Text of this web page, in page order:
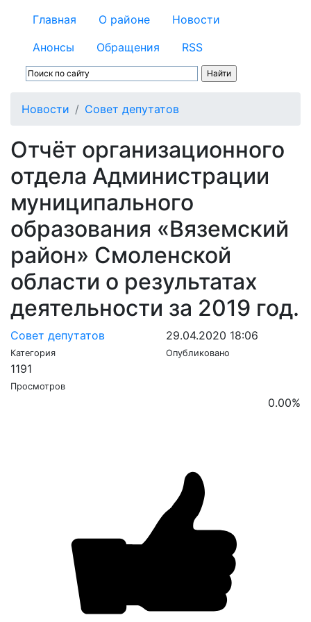
Главная О районе
Новости
Анонсы
Обращения RSS
Новости Совет депутатов
Отчёт организационного
отдела Администрации
муниципального
образования «Вяземский
район» Смоленской
области о результатах
деятельности за 2019 год.
Совет депутатов
Категория
29.04.2020 18:06
Опубликовано
1191
Просмотров
0.00%